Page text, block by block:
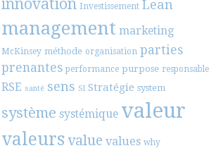
innovation Investissement Lean
management marketing
McKinsey méthode organisation parties
prenantes performance purpose responsable
RSE santé sens SI Stratégie system
système systémique valeur
valeursvalue values why